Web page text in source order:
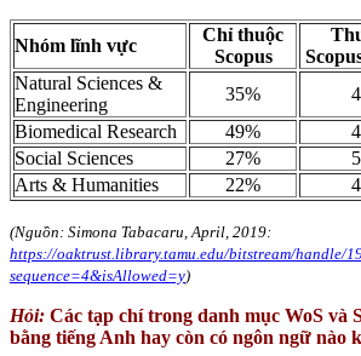
Nhóm lĩnh vực
Chỉ thuộc
Scopus
Natural Sciences &
Engineering
35%
Biomedical Research
49%
Social Sciences
27%
Arts & Humanities
22%
(Nguồn: Simona Tabacaru, April, 2019:
https://oaktrust.library.tamu.edu/bitstream/handle/
sequence=4&isAllowed=y)
Hỏi: Các tạp chí trong danh mục WoS và
bằng tiếng Anh hay còn có ngôn ngữ nào